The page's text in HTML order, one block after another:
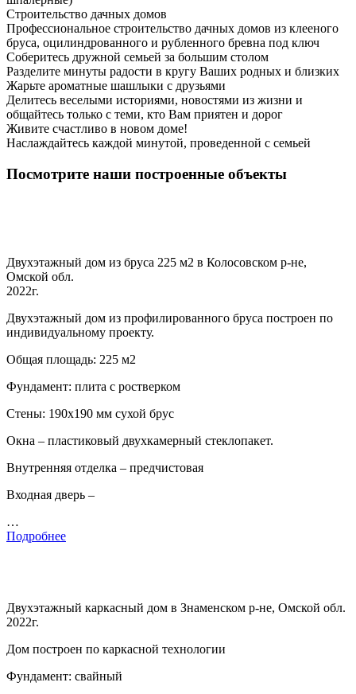
Строительство дачных домов
Профессиональное строительство дачных домов из клееного
бруса, оцилиндрованного и рубленного бревна под ключ
Соберитесь дружной семьей за большим столом
Разделите минуты радости в кругу Ваших родных и близких
Жарьте ароматные шашлыки с друзьями
Делитесь веселыми историями, новостями из жизни и
общайтесь только с теми, кто Вам приятен и дорог
Живите счастливо в новом доме!
Наслаждайтесь каждой минутой, проведенной с семьей
Посмотрите наши построенные объекты
Двухэтажный дом из бруса 225 м2 в Колосовском р-не,
Омской обл.
2022г.
Двухэтажный дом из профилированного бруса построен по
индивидуальному проекту.
Общая площадь: 225 м2
Фундамент: плита с ростверком
Стены: 190х190 мм сухой брус
Окна – пластиковый двухкамерный стеклопакет.
Внутренняя отделка – предчистовая
Входная дверь –
…
Подробнее
Двухэтажный каркасный дом в Знаменском р-не, Омской обл.
2022г.
Дом построен по каркасной технологии
Фундамент: свайный